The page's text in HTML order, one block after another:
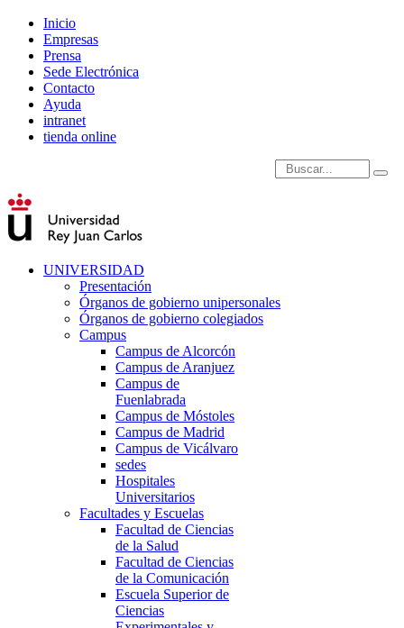
Inicio
Empresas
Prensa
Sede Electrónica
Contacto
Ayuda
intranet
tienda online
Introduce términos de
UNIVERSIDAD
Presentación
Órganos de gobierno unipersonales
Órganos de gobierno colegiados
Campus
Campus de Alcorcón
Campus de Aranjuez
Campus de
Fuenlabrada
Campus de Móstoles
Campus de Madrid
Campus de Vicálvaro
sedes
Hospitales
Universitarios
Facultades y Escuelas
Facultad de Ciencias
de la Salud
Facultad de Ciencias
de la Comunicación
Escuela Superior de
Ciencias